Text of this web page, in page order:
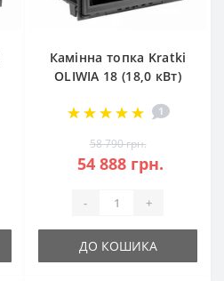
Камінна топка Kratki
OLIWIA 18 (18,0 кВт)
1
58 790 грн.
54 888 грн.
- +
ДО КОШИКА